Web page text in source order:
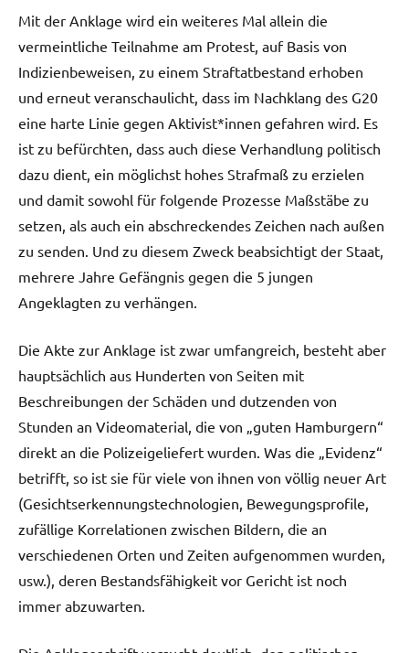
Mit der Anklage wird ein weiteres Mal allein die
vermeintliche Teilnahme am Protest, auf Basis von
Indizienbeweisen, zu einem Straftatbestand erhoben
und erneut veranschaulicht, dass im Nachklang des G20
eine harte Linie gegen Aktivist*innen gefahren wird. Es
ist zu befürchten, dass auch diese Verhandlung politisch
dazu dient, ein möglichst hohes Strafmaß zu erzielen
und damit sowohl für folgende Prozesse Maßstäbe zu
setzen, als auch ein abschreckendes Zeichen nach außen
zu senden. Und zu diesem Zweck beabsichtigt der Staat,
mehrere Jahre Gefängnis gegen die 5 jungen
Angeklagten zu verhängen.
Die Akte zur Anklage ist zwar umfangreich, besteht aber
hauptsächlich aus Hunderten von Seiten mit
Beschreibungen der Schäden und dutzenden von
Stunden an Videomaterial, die von „guten Hamburgern“
direkt an die Polizeigeliefert wurden. Was die „Evidenz“
betrifft, so ist sie für viele von ihnen von völlig neuer Art
(Gesichtserkennungstechnologien, Bewegungsprofile,
zufällige Korrelationen zwischen Bildern, die an
verschiedenen Orten und Zeiten aufgenommen wurden,
usw.), deren Bestandsfähigkeit vor Gericht ist noch
immer abzuwarten.